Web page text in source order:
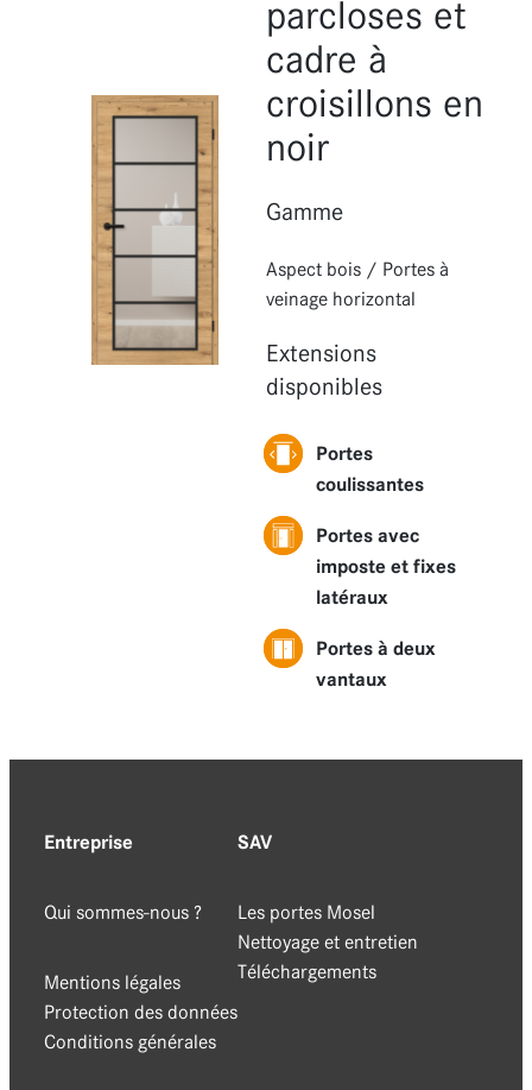
parcloses et
cadre à
croisillons en
noir
Gamme
Aspect bois / Portes à
veinage horizontal
Extensions
disponibles
Portes
coulissantes
Portes avec
imposte et fixes
latéraux
Portes à deux
vantaux
Entreprise
Qui sommes-nous ?
Mentions légales
Protection des données
Conditions générales
SAV
Les portes Mosel
Nettoyage et entretien
Téléchargements